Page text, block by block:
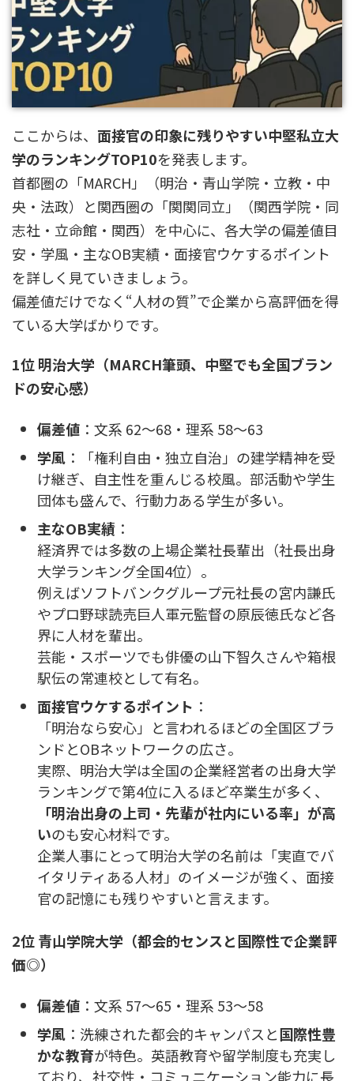
ここからは、 面接官の印象に残りやすい中堅私立大
学のランキングTOP10を発表します。
首都圏の「MARCH」（明治・青山学院・立教・中
央・法政）と関西圏の「関関同立」（関西学院・同
志社・立命館・関西）を中心に、各大学の偏差値目
安・学風・主なOB実績・面接官ウケするポイント
を詳しく見ていきましょう。
偏差値だけでなく“人材の質”で企業から高評価を得
ている大学ばかりです。
1位 明治大学（MARCH筆頭、中堅でも全国ブラン
ドの安心感）
偏差値 ：文系 62〜68・理系 58〜63
学風 ：「権利自由・独立自治」の建学精神を受
け継ぎ、自主性を重んじる校風。部活動や学生
団体も盛んで、行動力ある学生が多い。
主なOB実績 ：
経済界では多数の上場企業社長輩出（社長出身
大学ランキング全国4位）。
例えばソフトバンクグループ元社長の宮内謙氏
やプロ野球読売巨人軍元監督の原辰徳氏など各
界に人材を輩出。
芸能・スポーツでも俳優の山下智久さんや箱根
駅伝の常連校として有名。
面接官ウケするポイント ：
「明治なら安心」と言われるほどの全国区ブラ
ンドとOBネットワークの広さ。
実際、明治大学は全国の企業経営者の出身大学
ランキングで第4位に入るほど卒業生が多く、
「明治出身の上司・先輩が社内にいる率」が高
いのも安心材料です。
企業人事にとって明治大学の名前は「実直でバ
イタリティある人材」のイメージが強く、面接
官の記憶にも残りやすいと言えます。
2位 青山学院大学（都会的センスと国際性で企業評
価◎）
偏差値 ：文系 57〜65・理系 53〜58
学風 ：洗練された都会的キャンパスと国際性豊
かな教育が特色。英語教育や留学制度も充実し
ており、社交性・コミュニケーション能力に長